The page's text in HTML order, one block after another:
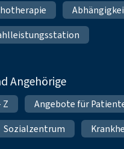
Angehörige
Angebote für
Sozialzentrum